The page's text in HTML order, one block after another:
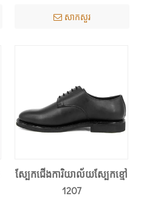
សាកសួរ
ស្បែកជើងការិយាល័យស្បែកខ្មៅ
1207